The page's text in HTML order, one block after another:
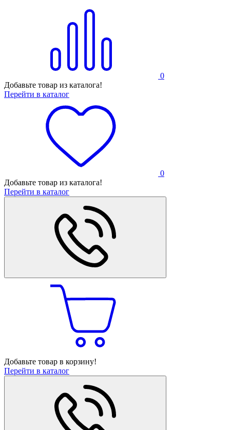
0
Добавьте товар из каталога!
Перейти в каталог
0
Добавьте товар из каталога!
Перейти в каталог
Добавьте товар в корзину!
Перейти в каталог